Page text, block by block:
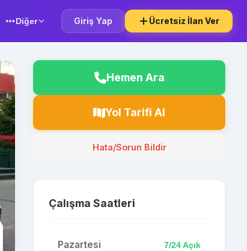
Diğer Giriş Yap Ücretsiz İlan Ver
Hemen Ara
Yol Tarifi Al
Hata/Sorun Bildir
Çalışma Saatleri
Pazartesi 7/24 Açık